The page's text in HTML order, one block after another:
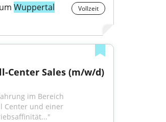
Wuppertal Vollzeit
Center Sales (m/w/d)
Center und einer